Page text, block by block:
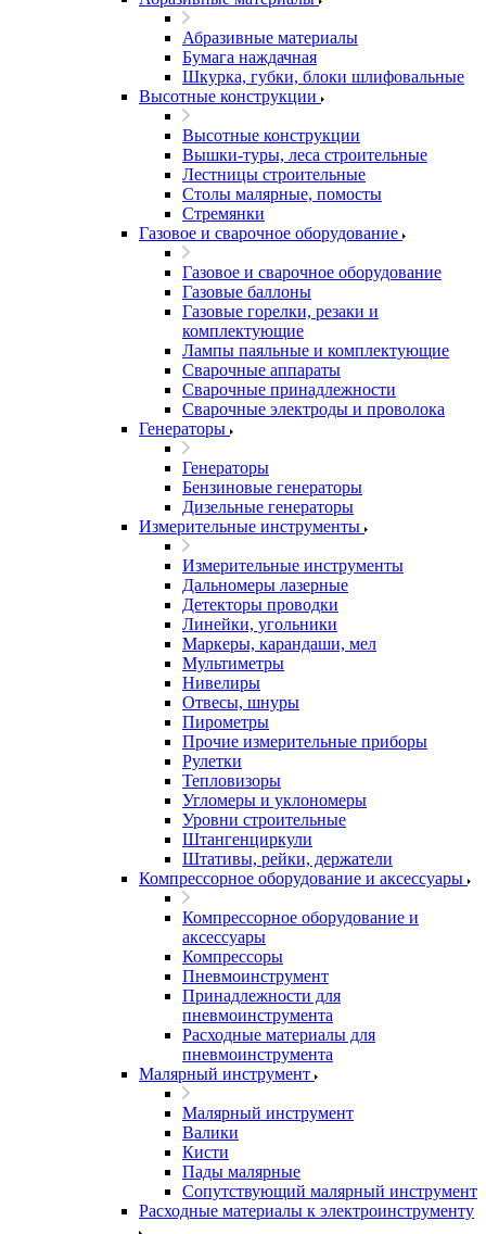
Абразивные материалы
Бумага наждачная
Шкурка, губки, блоки шлифовальные
Высотные конструкции
Высотные конструкции
Вышки-туры, леса строительные
Лестницы строительные
Столы малярные, помосты
Стремянки
Газовое и сварочное оборудование
Газовое и сварочное оборудование
Газовые баллоны
Газовые горелки, резаки и
комплектующие
Лампы паяльные и комплектующие
Сварочные аппараты
Сварочные принадлежности
Сварочные электроды и проволока
Генераторы
Генераторы
Бензиновые генераторы
Дизельные генераторы
Измерительные инструменты
Измерительные инструменты
Дальномеры лазерные
Детекторы проводки
Линейки, угольники
Маркеры, карандаши, мел
Мультиметры
Нивелиры
Отвесы, шнуры
Пирометры
Прочие измерительные приборы
Рулетки
Тепловизоры
Угломеры и уклономеры
Уровни строительные
Штангенциркули
Штативы, рейки, держатели
Компрессорное оборудование и аксессуары
Компрессорное оборудование и
аксессуары
Компрессоры
Пневмоинструмент
Принадлежности для
пневмоинструмента
Расходные материалы для
пневмоинструмента
Малярный инструмент
Малярный инструмент
Валики
Кисти
Пады малярные
Сопутствующий малярный инструмент
Расходные материалы к электроинструменту